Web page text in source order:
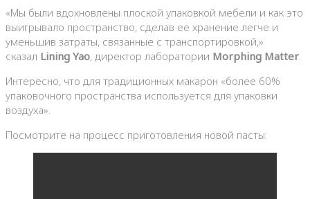
«Мы были вдохновлены плоской упаковкой мебели и как это
выигрывало пространство, сделав ее хранение легче и
уменьшив затраты, связанные с транспортировкой,»
сказал Lining Yao, директор лаборатории Morphing Matter.
Интересно, что для традиционных макарон «более 60%
упаковочного пространства используется для упаковки
воздуха».
Посмотрите на процесс приготовления новой пасты: